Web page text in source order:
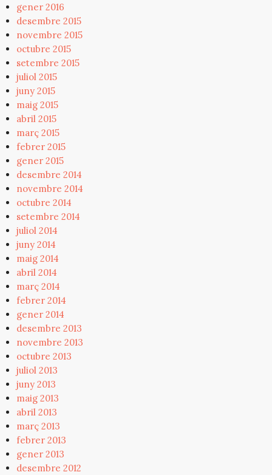
gener 2016
desembre 2015
novembre 2015
octubre 2015
setembre 2015
juliol 2015
juny 2015
maig 2015
abril 2015
març 2015
febrer 2015
gener 2015
desembre 2014
novembre 2014
octubre 2014
setembre 2014
juliol 2014
juny 2014
maig 2014
abril 2014
març 2014
febrer 2014
gener 2014
desembre 2013
novembre 2013
octubre 2013
juliol 2013
juny 2013
maig 2013
abril 2013
març 2013
febrer 2013
gener 2013
desembre 2012